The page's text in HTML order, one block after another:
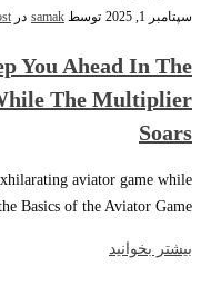
سپتامبر 1, 2025 توسط samak در
You Ahead In The
The Multiplier
Soars
aviator game while
Basics of the Aviator Game…
بیشتر بخوانید